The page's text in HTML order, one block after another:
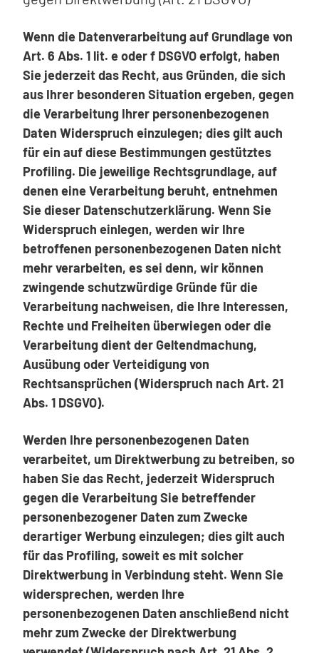
Wenn die Datenverarbeitung auf Grundlage von
Art. 6 Abs. 1 lit. e oder f DSGVO erfolgt, haben
Sie jederzeit das Recht, aus Gründen, die sich
aus Ihrer besonderen Situation ergeben, gegen
die Verarbeitung Ihrer personenbezogenen
Daten Widerspruch einzulegen; dies gilt auch
für ein auf diese Bestimmungen gestütztes
Profiling. Die jeweilige Rechtsgrundlage, auf
denen eine Verarbeitung beruht, entnehmen
Sie dieser Datenschutzerklärung. Wenn Sie
Widerspruch einlegen, werden wir Ihre
betroffenen personenbezogenen Daten nicht
mehr verarbeiten, es sei denn, wir können
zwingende schutzwürdige Gründe für die
Verarbeitung nachweisen, die Ihre Interessen,
Rechte und Freiheiten überwiegen oder die
Verarbeitung dient der Geltendmachung,
Ausübung oder Verteidigung von
Rechtsansprüchen (Widerspruch nach Art. 21
Abs. 1 DSGVO).
Werden Ihre personenbezogenen Daten
verarbeitet, um Direktwerbung zu betreiben, so
haben Sie das Recht, jederzeit Widerspruch
gegen die Verarbeitung Sie betreffender
personenbezogener Daten zum Zwecke
derartiger Werbung einzulegen; dies gilt auch
für das Profiling, soweit es mit solcher
Direktwerbung in Verbindung steht. Wenn Sie
widersprechen, werden Ihre
personenbezogenen Daten anschließend nicht
mehr zum Zwecke der Direktwerbung